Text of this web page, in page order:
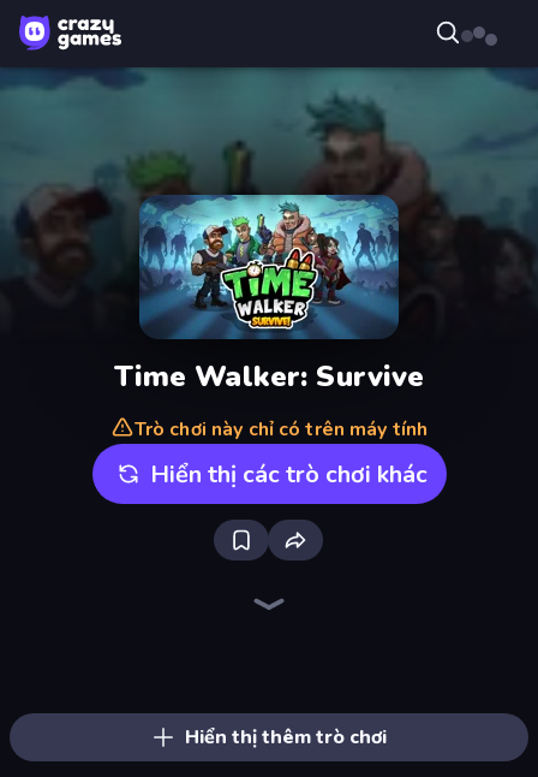
Time Walker: Survive
Trò chơi này chỉ có trên máy tính
Hiển thị các trò chơi khác
Hiển thị thêm trò chơi